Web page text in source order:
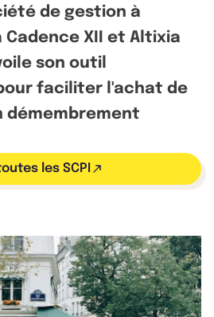
de gestion à
Cadence XII et Altixia
son outil
faciliter l'achat de
démembrement
les SCPI